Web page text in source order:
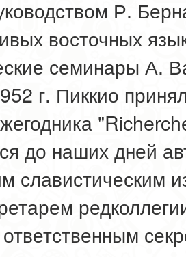
Р.
восточных
семинары А.
г. Пиккио
до наших дней
славистическим